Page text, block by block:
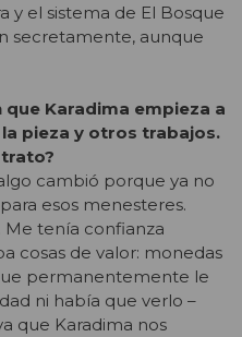
y el sistema de El Bosque
secretamente, aunque
Karadima empieza a
pieza y otros trabajos.
cambió porque ya no
esos menesteres.
Me tenía confianza
cosas de valor: monedas
permanentemente le
ni había que verlo –
que Karadima nos